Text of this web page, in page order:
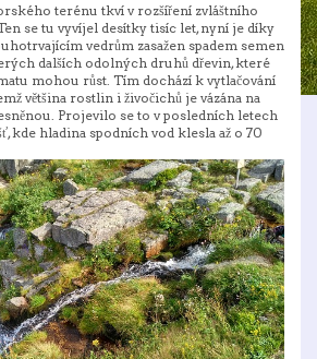
terénu tkví v rozšíření zvláštního
se tu vyvíjel desítky tisíc let, nyní je díky
vedrům zasažen spadem semen
dalších odolných druhů dřevin, které
mohou růst. Tím dochází k vytlačování
většina rostlin i živočichů je vázána na
Projevilo se to v posledních letech
kde hladina spodních vod klesla až o 70